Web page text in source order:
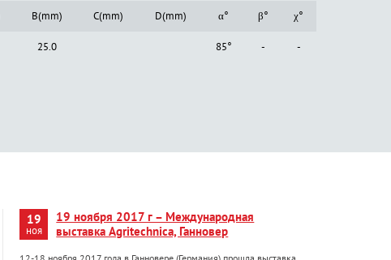
B(mm) C(mm) D(mm) α° β° χ°
25.0 85° - -
19
ноя
19 ноября 2017 г – Международная
выставка Agritechnica, Ганновер